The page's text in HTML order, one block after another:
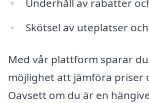
Underhåll av rabatter
Skötsel av uteplatser
Med vår plattform sparar
möjlighet att jämföra priser
Oavsett om du är en